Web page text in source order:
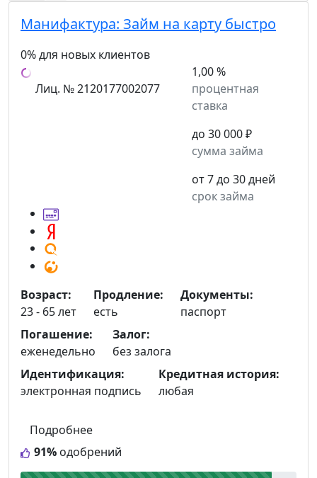
Манифактура: Займ на карту быстро
0% для новых клиентов
Лиц. № 2120177002077
1,00 %
процентная
ставка
до 30 000 ₽
сумма займа
от 7 до 30 дней
срок займа
91% одобрений
Подробнее
Возраст:
23 - 65 лет
Продление:
есть
Документы:
паспорт
Погашение:
еженедельно
Залог:
без залога
Идентификация:
электронная подпись
Кредитная история:
любая